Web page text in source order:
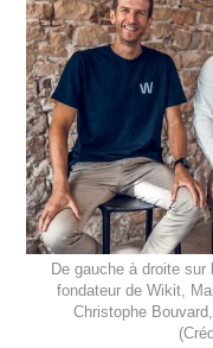
De gauche à droite
fondateur de Wikit,
Christophe